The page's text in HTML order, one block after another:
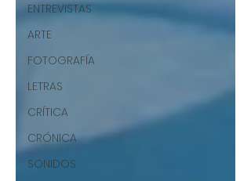
ENTREVISTAS
ARTE
FOTOGRAFÍA
LETRAS
CRÍTICA
CRÓNICA
SONIDOS